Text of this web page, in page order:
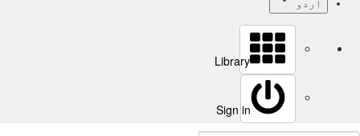
اردو
Library
Sign in